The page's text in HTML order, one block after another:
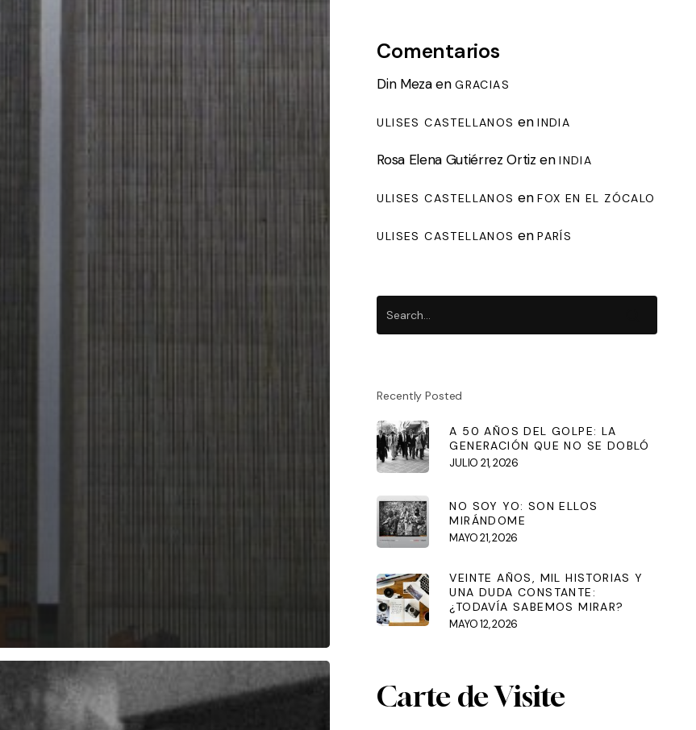
como
siempre
Comentarios
Din MezaenGRACIAS
ULISES CASTELLANOS enINDIA
Rosa Elena Gutiérrez Ortiz enINDIA
ULISES CASTELLANOS enFOX EN EL ZÓCALO
ULISES CASTELLANOS enPARÍS
Recently Posted
A 50 AÑOS DEL GOLPE: LA
GENERACIÓN QUE NO SE DOBLÓ
JULIO 21, 2026
NO SOY YO: SON ELLOS
MIRÁNDOME
MAYO 21, 2026
VEINTE AÑOS, MIL HISTORIAS Y
UNA DUDA CONSTANTE:
¿TODAVÍA SABEMOS MIRAR?
MAYO 12, 2026
Carte de Visite